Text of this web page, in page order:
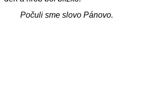
Počuli sme slovo Pánovo.